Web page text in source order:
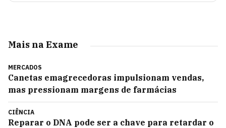
Mais na Exame
MERCADOS
Canetas emagrecedoras impulsionam vendas,
mas pressionam margens de farmácias
CIÊNCIA
Reparar o DNA pode ser a chave para retardar o